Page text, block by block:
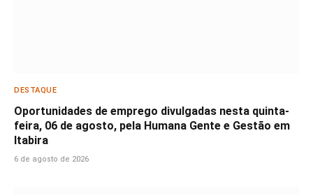
DESTAQUE
Oportunidades de emprego divulgadas nesta quinta-
feira, 06 de agosto, pela Humana Gente e Gestão em
Itabira
6 de agosto de 2026